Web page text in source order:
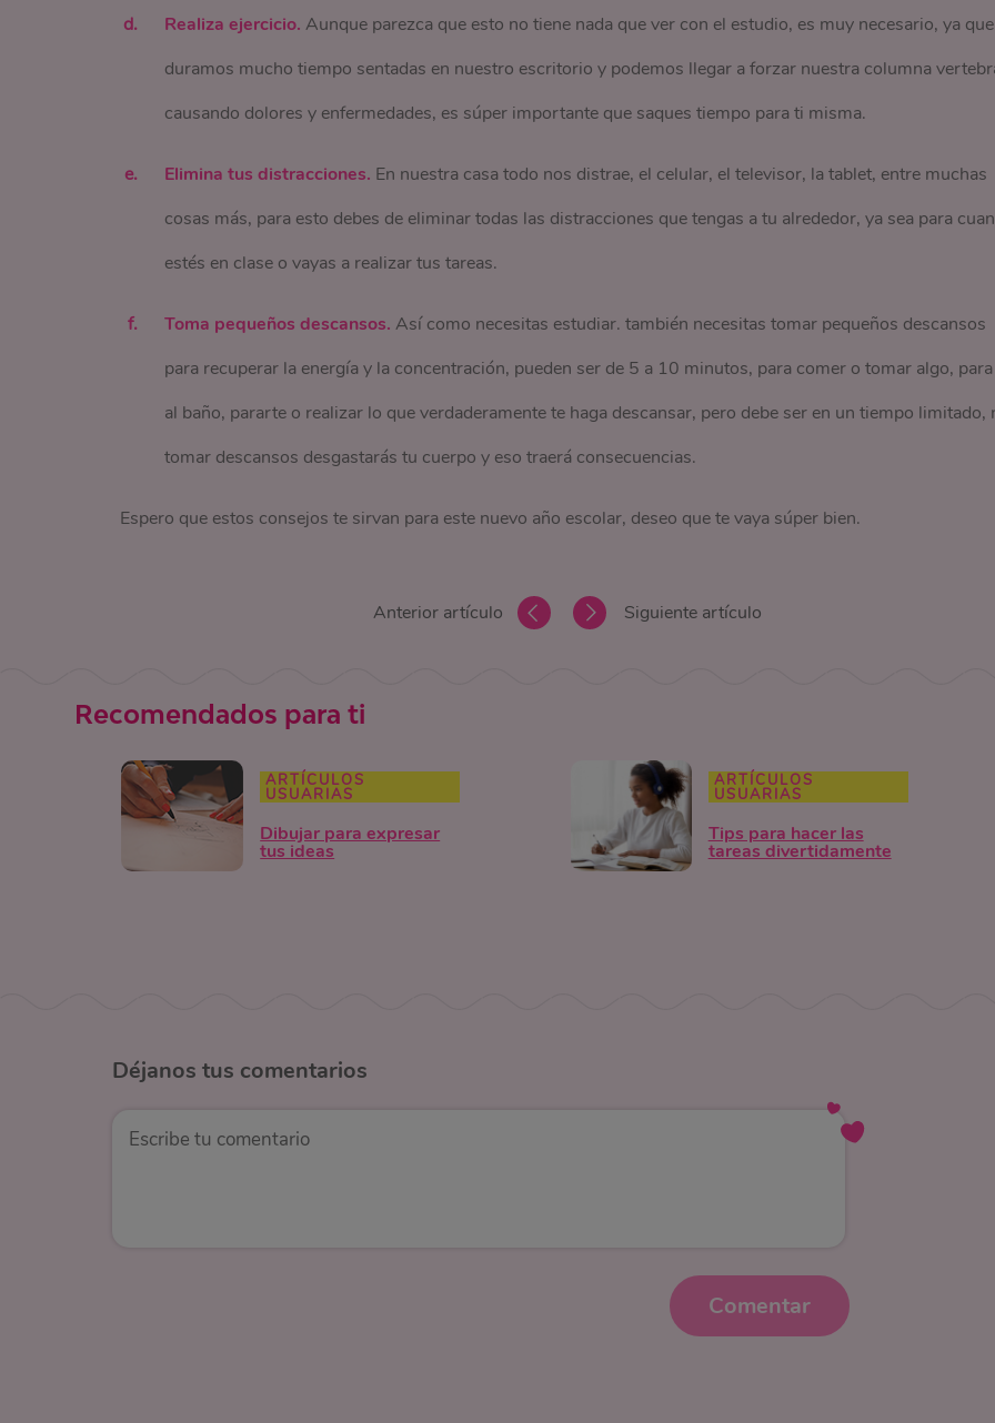
Realiza ejercicio. Aunque parezca que esto no tiene nada que ver con el estudio, es muy necesario, ya que
duramos mucho tiempo sentadas en nuestro escritorio y podemos llegar a forzar nuestra columna
causando dolores y enfermedades, es súper importante que saques tiempo para ti misma.
Elimina tus distracciones. En nuestra casa todo nos distrae, el celular, el televisor, la tablet, entre muchas
cosas más, para esto debes de eliminar todas las distracciones que tengas a tu alrededor, ya sea para
estés en clase o vayas a realizar tus tareas.
Toma pequeños descansos. Así como necesitas estudiar. también necesitas tomar pequeños descansos
para recuperar la energía y la concentración, pueden ser de 5 a 10 minutos, para comer o tomar algo,
al baño, pararte o realizar lo que verdaderamente te haga descansar, pero debe ser en un tiempo limitado,
tomar descansos desgastarás tu cuerpo y eso traerá consecuencias.
Espero que estos consejos te sirvan para este nuevo año escolar, deseo que te vaya súper bien.
Anterior artículo Siguiente artículo
Recomendados para ti
ARTÍCULOS
USUARIAS
Dibujar para expresar
tus ideas
ARTÍCULOS
USUARIAS
Tips para hacer las
tareas divertidamente
Déjanos tus comentarios
Comentar